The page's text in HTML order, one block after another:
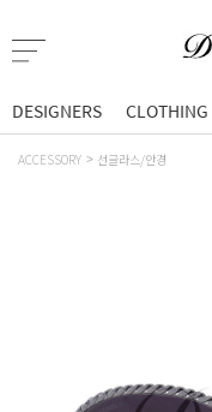
DESIGNERS CLOTHING
ACCESSORY 선글라스/안경